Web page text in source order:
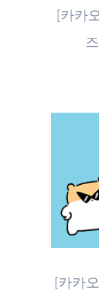
[카카
[카카